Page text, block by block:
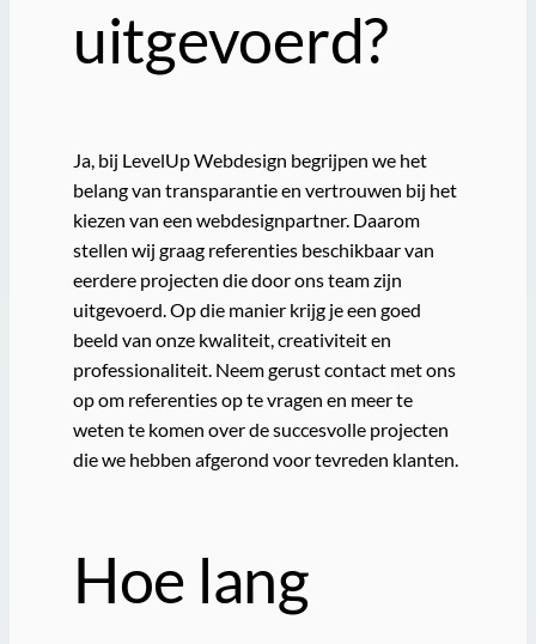
uitgevoerd?
Ja, bij LevelUp Webdesign begrijpen we het
belang van transparantie en vertrouwen bij het
kiezen van een webdesignpartner. Daarom
stellen wij graag referenties beschikbaar van
eerdere projecten die door ons team zijn
uitgevoerd. Op die manier krijg je een goed
beeld van onze kwaliteit, creativiteit en
professionaliteit. Neem gerust contact met ons
op om referenties op te vragen en meer te
weten te komen over de succesvolle projecten
die we hebben afgerond voor tevreden klanten.
Hoe lang